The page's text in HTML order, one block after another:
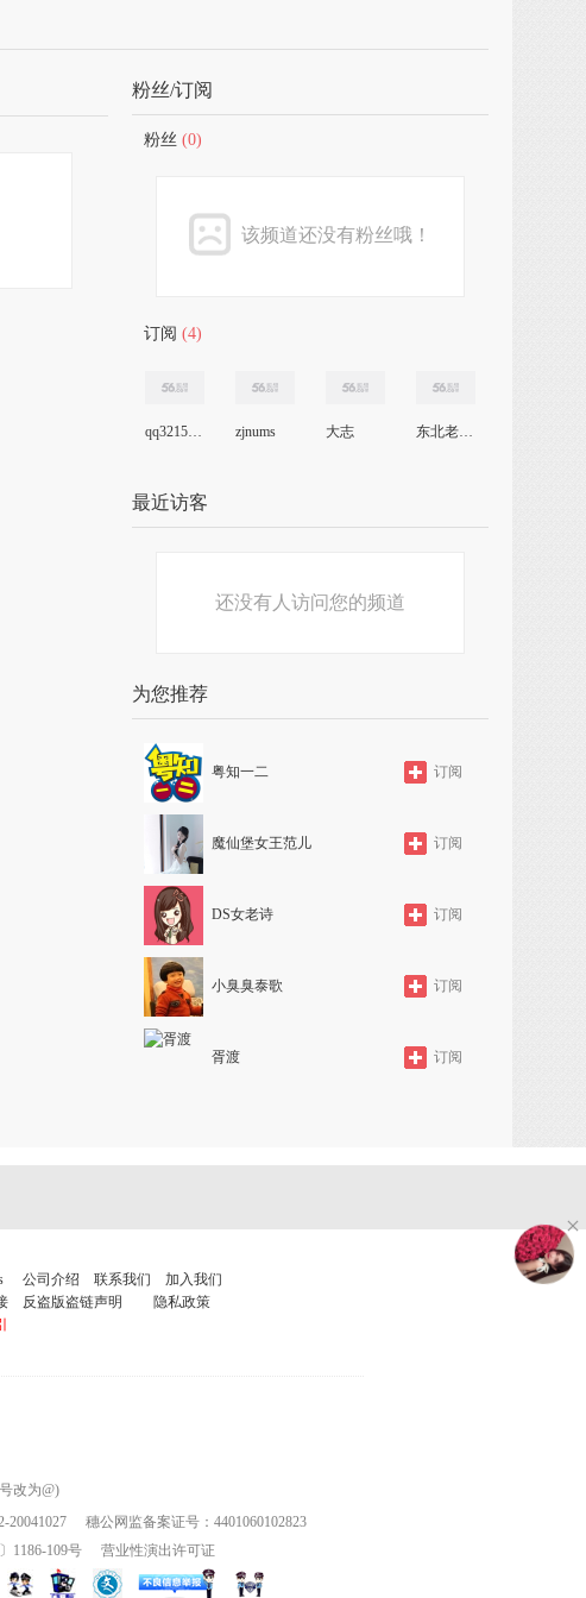
粉丝/订阅
粉丝 (0)
该频道还没有粉丝哦！
订阅 (4)
qq3215q1eaw zjnums 大志 东北老先生
最近访客
还没有人访问您的频道
为您推荐
粤知一二 订阅
魔仙堡女王范儿 订阅
DS女老诗 订阅
小臭臭泰歌 订阅
胥渡 订阅
公司介绍 联系我们
加入我们
反盗版盗链声明
隐私政策
改为@)
20041027
穗公网监备案证号：4401060102823
1186-109号
营业性演出许可证